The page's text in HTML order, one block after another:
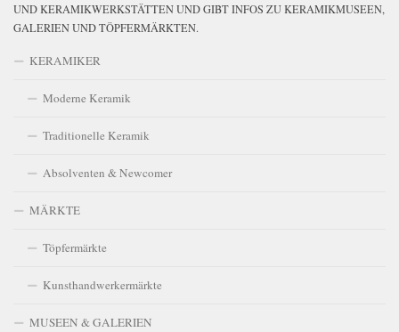
UND KERAMIKWERKSTÄTTEN UND GIBT INFOS ZU KERAMIKMUSEEN,
GALERIEN UND TÖPFERMÄRKTEN.
KERAMIKER
Moderne Keramik
Traditionelle Keramik
Absolventen & Newcomer
MÄRKTE
Töpfermärkte
Kunsthandwerkermärkte
MUSEEN & GALERIEN